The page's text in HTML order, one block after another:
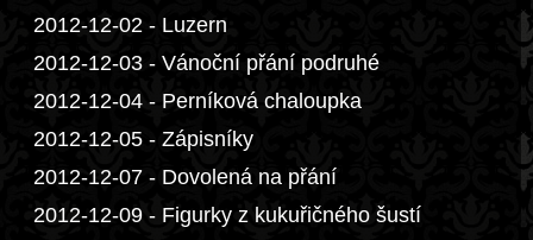
2012-12-02 - Luzern
2012-12-03 - Vánoční přání podruhé
2012-12-04 - Perníková chaloupka
2012-12-05 - Zápisníky
2012-12-07 - Dovolená na přání
2012-12-09 - Figurky z kukuřičného šustí